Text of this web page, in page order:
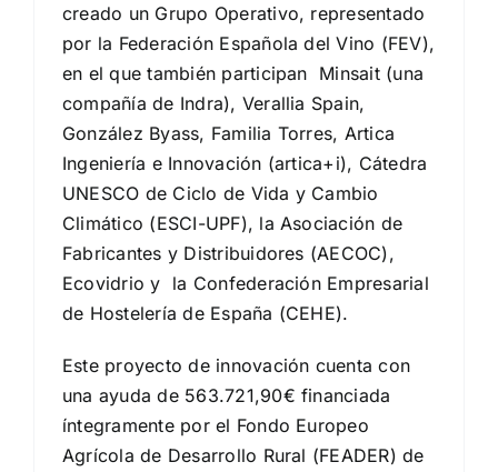
creado un Grupo Operativo, representado
por la Federación Española del Vino (FEV),
en el que también participan Minsait (una
compañía de Indra), Verallia Spain,
González Byass, Familia Torres, Artica
Ingeniería e Innovación (artica+i), Cátedra
UNESCO de Ciclo de Vida y Cambio
Climático (ESCI-UPF), la Asociación de
Fabricantes y Distribuidores (AECOC),
Ecovidrio y la Confederación Empresarial
de Hostelería de España (CEHE).
Este proyecto de innovación cuenta con
una ayuda de 563.721,90€ financiada
íntegramente por el Fondo Europeo
Agrícola de Desarrollo Rural (FEADER) de